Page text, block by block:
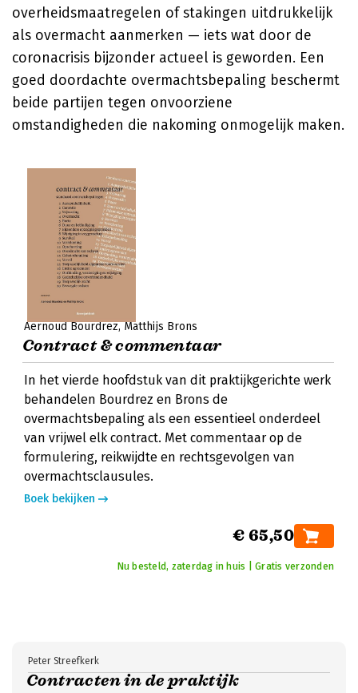
overheidsmaatregelen of stakingen uitdrukkelijk
als overmacht aanmerken — iets wat door de
coronacrisis bijzonder actueel is geworden. Een
goed doordachte overmachtsbepaling beschermt
beide partijen tegen onvoorziene
omstandigheden die nakoming onmogelijk maken.
Aernoud Bourdrez Matthijs Brons
Contract & commentaar
In het vierde hoofdstuk van dit praktijkgerichte werk
behandelen Bourdrez en Brons de
overmachtsbepaling als een essentieel onderdeel
van vrijwel elk contract. Met commentaar op de
formulering, reikwijdte en rechtsgevolgen van
overmachtsclausules.
Boek bekijken
€ 65,50
Nu besteld, zaterdag in huis | Gratis verzonden
Contracten in de praktijk
Peter Streefkerk